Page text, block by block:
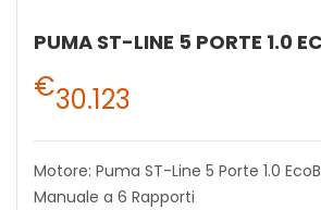
€30.123
Motore: Puma ST-Line 5 Porte 1.0
Manuale a 6 Rapporti